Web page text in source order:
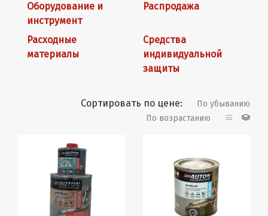
Оборудование и
инструмент
Распродажа
Расходные
материалы
Средства
индивидуальной
защиты
Сортировать по цене:
По убыванию
По возрастанию